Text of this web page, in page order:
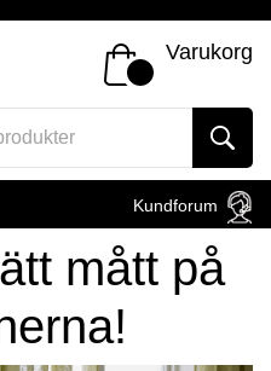
Varukorg
Kundforum
mått på